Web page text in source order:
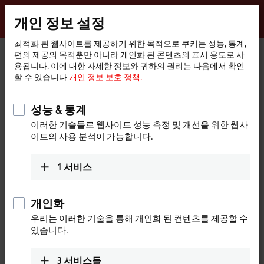
Beckhoff
-
New
Automation
Technology
홈
페
지
제품 I/O
EtherCAT Terminals
ELxxxx-0020/-0030 | Calibration certificates
EL3174-0030 | EtherCAT
Terminal, 4-channel analog
±20 mA, 16 bit, externally
개인 정보 설정
최적화 된 웹사이트를 제공하기 위한 목적으로 쿠키는 성능, 통계,
편의 제공의 목적뿐만 아니라 개인화 된 콘텐츠의 표시 용도로 사
용됩니다. 이에 대한 자세한 정보와 귀하의 권리는 다음에서 확인
할 수 있습니다 개인 정보 보호 정책.
성능 & 통계
이러한 기술들로 웹사이트 성능 측정 및 개선을 위한 웹사
이트의 사용 분석이 가능합니다.
1 서비스
개인화
우리는 이러한 기술을 통해 개인화 된 컨텐츠를 제공할 수
있습니다.
3서비스들